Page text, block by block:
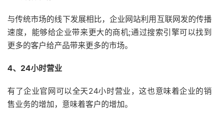
与传统市场的线下发展相比，企业网站利用互联网发的传播
速度，能够给企业带来更大的商机;通过搜索引擎可以找到
更多的客户给产品带来更多的市场。
4、24小时营业
有了企业官网可以全天24小时营业，这也意味着企业的销
售业务的增加，意味着客户的增加。